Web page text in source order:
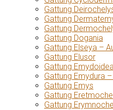
Gattung
Gattung
Gattung
Gattung Dogania
Gattung Elseya –
Gattung Elusor
Gattung
Gattung Emydura
Gattung Emys
Gattung
Gattung